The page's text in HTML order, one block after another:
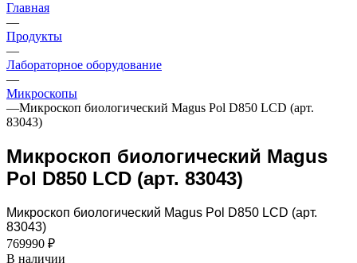
Главная
—
Продукты
—
Лабораторное оборудование
—
Микроскопы
—Микроскоп биологический Magus Pol D850 LCD (арт.
83043)
Микроскоп биологический Magus
Pol D850 LCD (арт. 83043)
Микроскоп биологический Magus Pol D850 LCD (арт.
83043)
769990 ₽
В наличии